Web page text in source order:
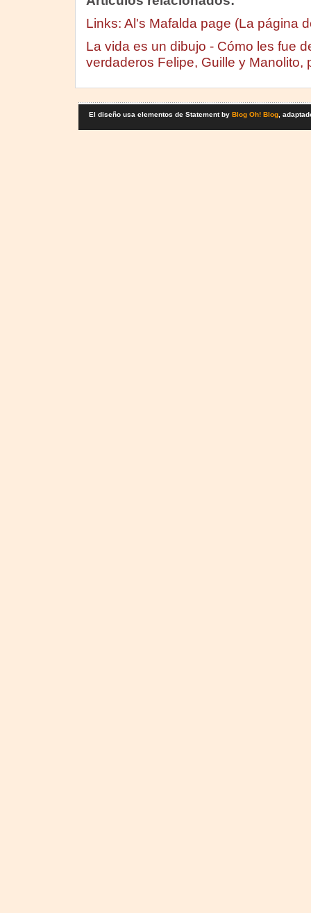
Links: Al's Mafalda page (La página
La vida es un dibujo - Cómo les fue
verdaderos Felipe, Guille y Manolito,
El diseño usa elementos de Statement by Blog Oh! Blog,